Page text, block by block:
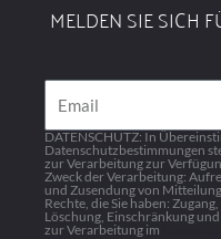
MELDEN SIE SICH
Email
DATENSCHUTZ: In
Datenschutzbestimmungen
zur Verarbeitung zur
Zweck der Verarbeitung:
und Zusendung von
Rechte, die Sie haben:
Löschung, Einschränkung
zur Verarbeitung im